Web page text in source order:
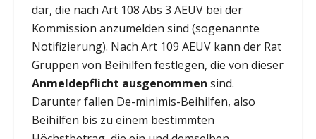
dar, die nach Art 108 Abs 3 AEUV bei der
Kommission anzumelden sind (sogenannte
Notifizierung). Nach Art 109 AEUV kann der Rat
Gruppen von Beihilfen festlegen, die von dieser
Anmeldepflicht ausgenommen sind.
Darunter fallen De-minimis-Beihilfen, also
Beihilfen bis zu einem bestimmten